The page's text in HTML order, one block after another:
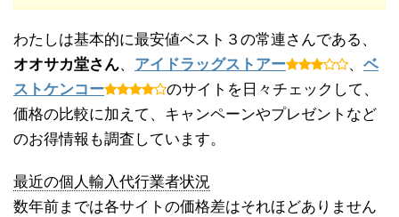
わたしは基本的に最安値ベスト３の常連さんである、
オオサカ堂さん、 アイドラッグストアー 、 ベ
ストケンコー
のサイトを日々チェックして、
価格の比較に加えて、キャンペーンやプレゼントなど
のお得情報も調査しています。
最近の個人輸入代行業者状況
数年前までは各サイトの価格差はそれほどありません